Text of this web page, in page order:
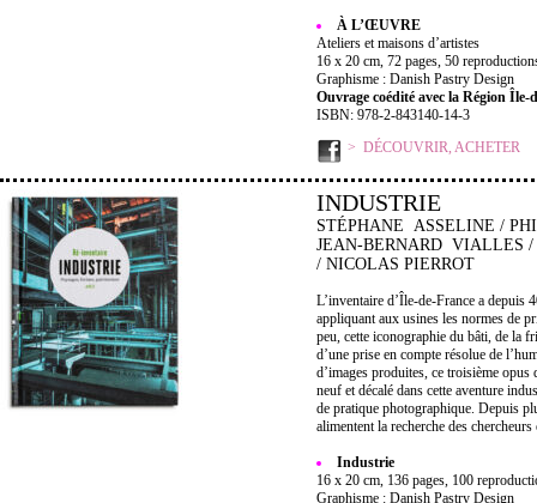
À L’ŒUVRE
Ateliers et maisons d’artistes
16 x 20 cm, 72 pages, 50
Graphisme : Danish Pastry Design
Ouvrage coédité avec la Région Île-
ISBN: 978-2-843140-14-3
DÉCOUVRIR, ACHETER
INDUSTRIE
STÉPHANE ASSELINE /
JEAN-BERNARD VIALLES
/ NICOLAS PIERROT
L’inventaire d’Île-de-France a depuis
appliquant aux usines les normes de
peu, cette iconographie du bâti, de la
d’une prise en compte résolue de
d’images produites, ce troisième
neuf et décalé dans cette aventure
de pratique photographique. Depuis
alimentent la recherche des
Industrie
16 x 20 cm, 136 pages, 100
Graphisme : Danish Pastry Design